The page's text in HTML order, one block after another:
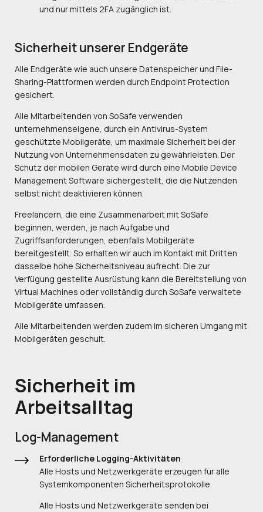
und nur mittels 2FA zugänglich ist.
Sicherheit unserer Endgeräte
Alle Endgeräte wie auch unsere Datenspeicher und File-
Sharing-Plattformen werden durch Endpoint Protection
gesichert.
Alle Mitarbeitenden von SoSafe verwenden
unternehmenseigene, durch ein Antivirus-System
geschützte Mobilgeräte, um maximale Sicherheit bei der
Nutzung von Unternehmensdaten zu gewährleisten. Der
Schutz der mobilen Geräte wird durch eine Mobile Device
Management Software sichergestellt, die die Nutzenden
selbst nicht deaktivieren können.
Freelancern, die eine Zusammenarbeit mit SoSafe
beginnen, werden, je nach Aufgabe und
Zugriffsanforderungen, ebenfalls Mobilgeräte
bereitgestellt. So erhalten wir auch im Kontakt mit Dritten
dasselbe hohe Sicherheitsniveau aufrecht. Die zur
Verfügung gestellte Ausrüstung kann die Bereitstellung von
Virtual Machines oder vollständig durch SoSafe verwaltete
Mobilgeräte umfassen.
Alle Mitarbeitenden werden zudem im sicheren Umgang mit
Mobilgeräten geschult.
Sicherheit im
Arbeitsalltag
Log-Management
Erforderliche Logging-Aktivitäten
Alle Hosts und Netzwerkgeräte erzeugen für alle
Systemkomponenten Sicherheitsprotokolle.
Alle Hosts und Netzwerkgeräte senden bei